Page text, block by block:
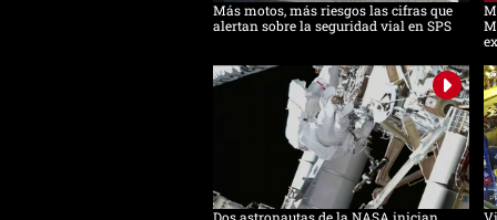
Más motos, más riesgos las cifras que
alertan sobre la seguridad vial en SPS